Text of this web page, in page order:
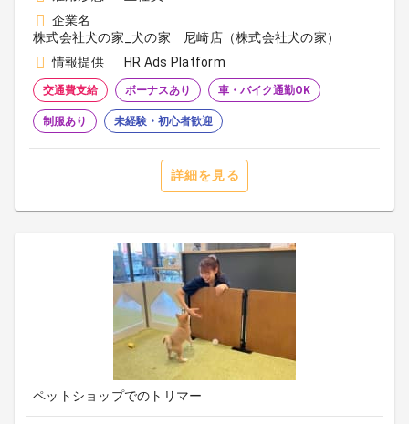
企業名
株式会社犬の家_犬の家 尼崎店（株式会社犬の家）
情報提供
HR Ads Platform
交通費支給 ボーナスあり 車・バイク通勤OK
制服あり 未経験・初心者歓迎
詳細を見る
ペットショップでのトリマー